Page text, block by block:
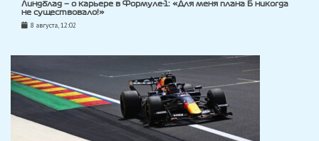
Линдблад — о карьере в Формуле-1: «Для меня плана Б никогда
не существовало!»
8 августа, 12:02